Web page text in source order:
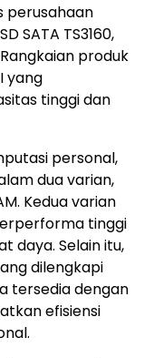
perusahaan
SATA TS3160,
produk
yang
tinggi dan
personal,
dua varian,
Kedua varian
tinggi
daya. Selain itu,
dilengkapi
tersedia dengan
efisiensi